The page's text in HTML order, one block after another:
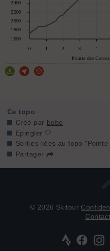
Ce topo
Créé par bobo
Epingler 🤍
Sorties liées au topo
Partager
© 2026 Skitour